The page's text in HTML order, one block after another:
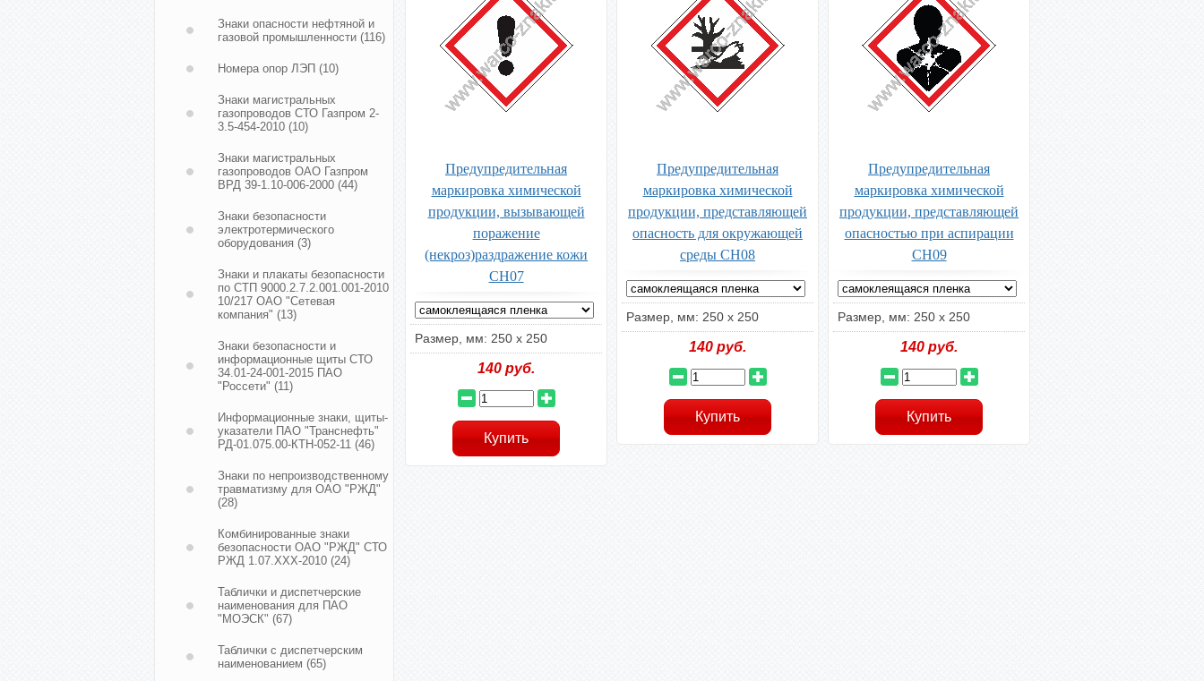
Предупредительная
маркировка химической
продукции, вызывающей
поражение
(некроз)раздражение кожи
CH07
Размер, мм: 250 х 250
140 руб.
Предупредительная
маркировка химической
продукции, представляющей
опасность для окружающей
среды CH08
Размер, мм: 250 х 250
140 руб.
Предупредительная
маркировка химической
продукции, представляющей
опасностью при аспирации
CH09
Размер, мм: 250 х 250
140 руб.
Знаки опасности нефтяной и
газовой промышленности (116)
Номера опор ЛЭП (10)
Знаки магистральных
газопроводов СТО Газпром 2-
3.5-454-2010 (10)
Знаки магистральных
газопроводов ОАО Газпром
ВРД 39-1.10-006-2000 (44)
Знаки безопасности
электротермического
оборудования (3)
Знаки и плакаты безопасности
по СТП 9000.2.7.2.001.001-2010
10/217 ОАО "Сетевая
компания" (13)
Знаки безопасности и
информационные щиты СТО
34.01-24-001-2015 ПАО
"Россети" (11)
Информационные знаки, щиты-
указатели ПАО "Транснефть"
РД-01.075.00-КТН-052-11 (46)
Знаки по непроизводственному
травматизму для ОАО "РЖД"
(28)
Комбинированные знаки
безопасности ОАО "РЖД" СТО
РЖД 1.07.ХХХ-2010 (24)
Таблички и диспетчерские
наименования для ПАО
"МОЭСК" (67)
Таблички с диспетчерским
наименованием (65)